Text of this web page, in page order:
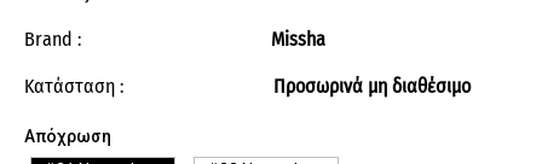
Brand : Missha
Κατάσταση : Προσωρινά μη διαθέσιμο
Απόχρωση